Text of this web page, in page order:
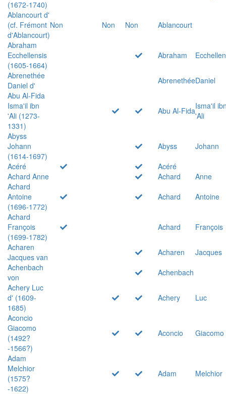
(1672-1740)
Ablancourt d'
(cf. Frémont
d'Ablancourt)
Non Non Non
Ablancourt
Abraham
Ecchellensis
(1605-1664)
Abraham
Abrenethée
Daniel d'
AbrenethéeDaniel
Abu Al-Fida
Isma'il ibn
'Ali (1273-
1331)
Abu Al-FidaIsma'il
'Ali
Abyss
Johann
(1614-1697)
Abyss
Johann
Acéré
Acéré
Achard Anne
Achard
Anne
Achard
Antoine
(1696-1772)
Achard
Antoine
Achard
François
(1699-1782)
Achard
François
Acharen
Jacques van
Acharen
Jacques
Achenbach
von
Achenbach
Achery Luc
d' (1609-
1685)
Achery
Luc
Aconcio
Giacomo
(1492?
-1566?)
Aconcio Giacomo
Adam
Melchior
(1575?
-1622)
Adam Melchior